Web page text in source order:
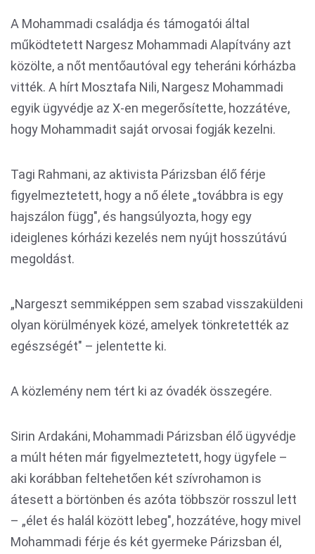
A Mohammadi családja és támogatói által
működtetett Nargesz Mohammadi Alapítvány azt
közölte, a nőt mentőautóval egy teheráni kórházba
vitték. A hírt Mosztafa Nili, Nargesz Mohammadi
egyik ügyvédje az X-en megerősítette, hozzátéve,
hogy Mohammadit saját orvosai fogják kezelni.
Tagi Rahmani, az aktivista Párizsban élő férje
figyelmeztetett, hogy a nő élete „továbbra is egy
hajszálon függ", és hangsúlyozta, hogy egy
ideiglenes kórházi kezelés nem nyújt hosszútávú
megoldást.
„Nargeszt semmiképpen sem szabad visszaküldeni
olyan körülmények közé, amelyek tönkretették az
egészségét" – jelentette ki.
A közlemény nem tért ki az óvadék összegére.
Sirin Ardakáni, Mohammadi Párizsban élő ügyvédje
a múlt héten már figyelmeztetett, hogy ügyfele –
aki korábban feltehetően két szívrohamon is
átesett a börtönben és azóta többször rosszul lett
– „élet és halál között lebeg", hozzátéve, hogy mivel
Mohammadi férje és két gyermeke Párizsban él,